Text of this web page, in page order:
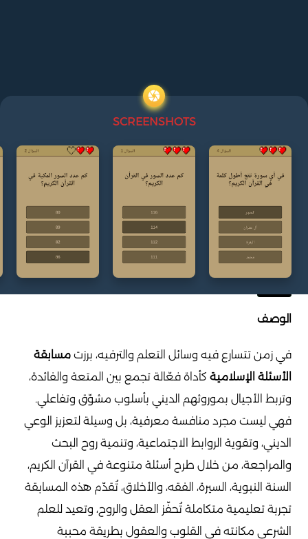
SCREENSHOTS
الوصف
في زمن تتسارع فيه وسائل التعلم والترفيه، برزت مسابقة
الأسئلة الإسلامية كأداة فعّالة تجمع بين المتعة والفائدة،
وتربط الأجيال بموروثهم الديني بأسلوب مشوّق وتفاعلي.
فهي ليست مجرد منافسة معرفية، بل وسيلة لتعزيز الوعي
الديني، وتقوية الروابط الاجتماعية، وتنمية روح البحث
والمراجعة، من خلال طرح أسئلة متنوعة في القرآن الكريم،
السنة النبوية، السيرة، الفقه، والأخلاق، تُقدّم هذه المسابقة
تجربة تعليمية متكاملة تُحفّز العقل والروح، وتعيد للعلم
الشرعي مكانته في القلوب والعقول بطريقة محببة